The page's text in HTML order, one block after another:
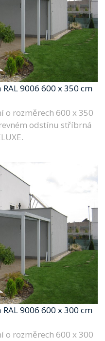
9006 600 x 350 cm
o rozměrech 600 x 350
odstínu stříbrná
9006 600 x 300 cm
o rozměrech 600 x 300